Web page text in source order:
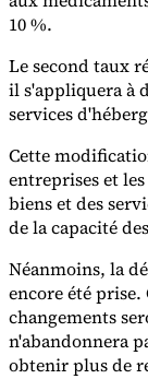
Nos auteurs
10 %.
Le second taux
il s'appliquera à
services
Cette
entreprises et
biens et des
de la capacité
Néanmoins, la
encore été
changements
n'abandonnera
obtenir plus de